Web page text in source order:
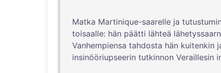
Matka Martinique-saarelle ja
toisaalle: hän päätti lähteä
Vanhempiensa tahdosta hän kuitenkin
insinööriupseerin tutkinnon Veraillesin